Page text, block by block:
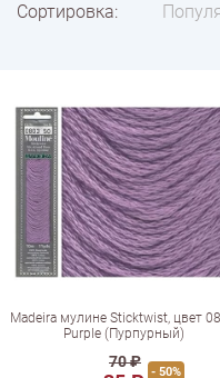
Сортировка:
Madeira мулине Sticktwist, цвет
Purple (Пурпурный)
70 ₽
- 50%